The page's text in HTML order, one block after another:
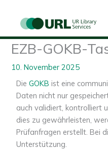
springen
EZB-GOKB-
10. November 2025
DieGOKB ist eine
Daten nicht nur
auch validiert, kontrolliert
dies zu gewährleisten,
Prüfanfragen erstellt. Bei
Unterstützung.